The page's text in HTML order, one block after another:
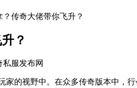
传奇大佬带你飞升？
？
私服发布网
家的视野中。在众多传奇版本中，